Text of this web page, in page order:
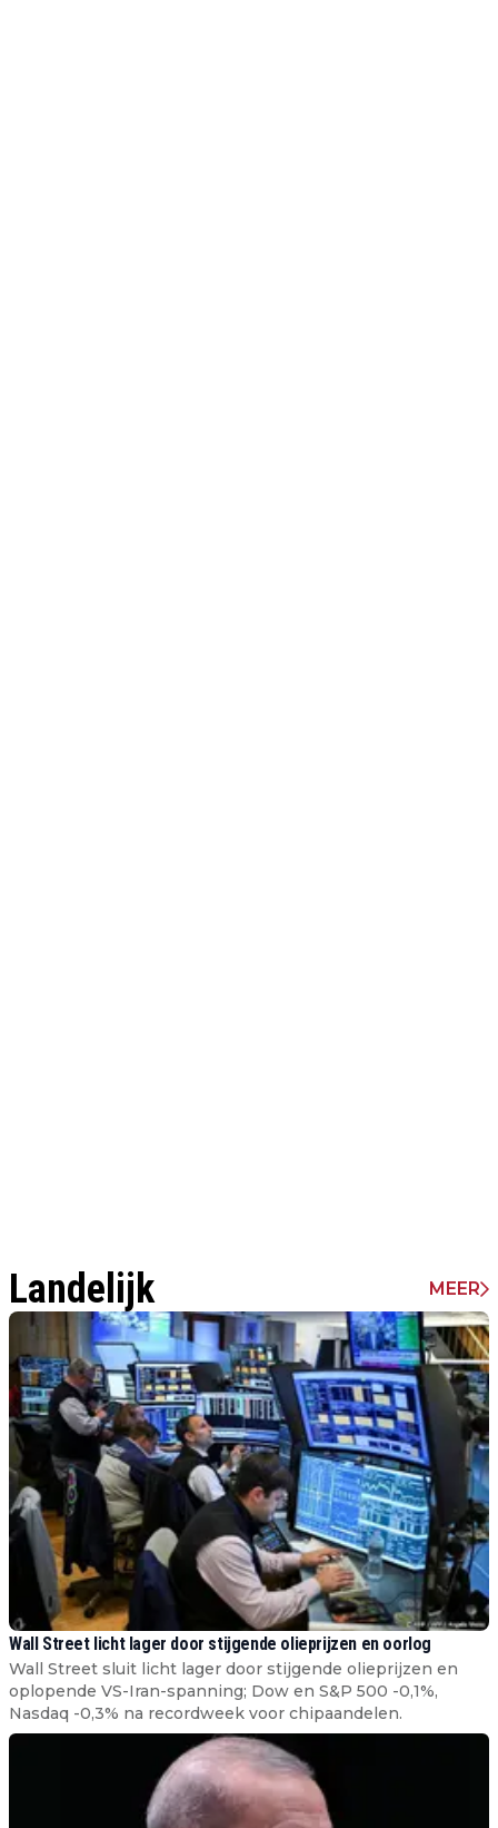
Landelijk MEER
Wall Street licht lager door stijgende olieprijzen en oorlog
Wall Street sluit licht lager door stijgende olieprijzen en
oplopende VS-Iran-spanning; Dow en S&P 500 -0,1%,
Nasdaq -0,3% na recordweek voor chipaandelen.